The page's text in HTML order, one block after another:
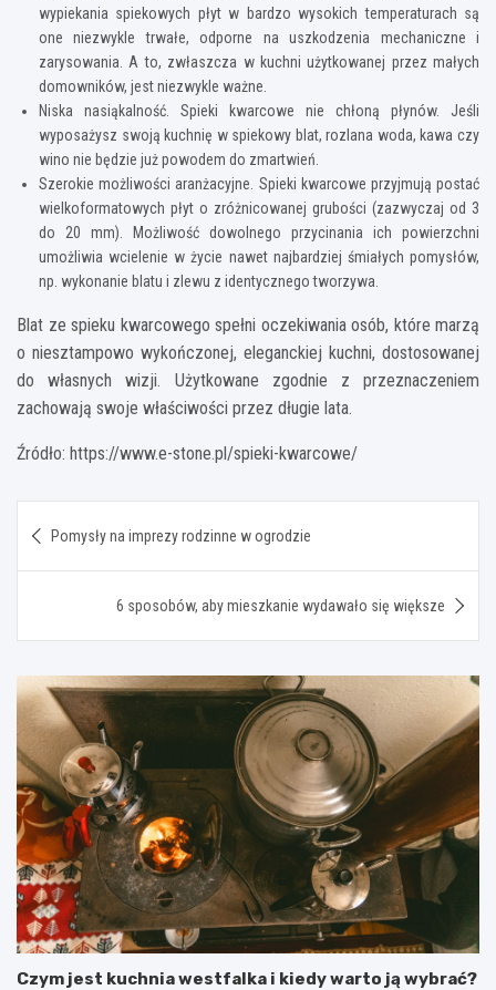
wypiekania spiekowych płyt w bardzo wysokich temperaturach są
one niezwykle trwałe, odporne na uszkodzenia mechaniczne i
zarysowania. A to, zwłaszcza w kuchni użytkowanej przez małych
domowników, jest niezwykle ważne.
Niska nasiąkalność. Spieki kwarcowe nie chłoną płynów. Jeśli
wyposażysz swoją kuchnię w spiekowy blat, rozlana woda, kawa czy
wino nie będzie już powodem do zmartwień.
Szerokie możliwości aranżacyjne. Spieki kwarcowe przyjmują postać
wielkoformatowych płyt o zróżnicowanej grubości (zazwyczaj od 3
do 20 mm). Możliwość dowolnego przycinania ich powierzchni
umożliwia wcielenie w życie nawet najbardziej śmiałych pomysłów,
np. wykonanie blatu i zlewu z identycznego tworzywa.
Blat ze spieku kwarcowego spełni oczekiwania osób, które marzą
o niesztampowo wykończonej, eleganckiej kuchni, dostosowanej
do własnych wizji. Użytkowane zgodnie z przeznaczeniem
zachowają swoje właściwości przez długie lata.
Źródło: https://www.e-stone.pl/spieki-kwarcowe/
wpisu
Pomysły na imprezy rodzinne w ogrodzie
6 sposobów, aby mieszkanie wydawało się większe
Czym jest kuchnia westfalka i kiedy warto ją wybrać?